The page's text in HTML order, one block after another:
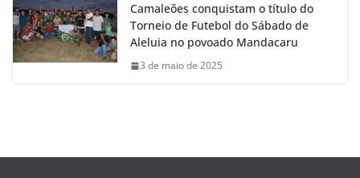
Camaleões conquistam o título do
Torneio de Futebol do Sábado de
Aleluia no povoado Mandacaru
3 de maio de 2025